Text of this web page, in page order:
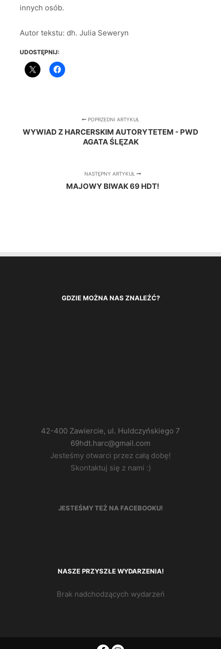
innych osób.
Autor tekstu: dh. Julia Seweryn
UDOSTĘPNIJ:
POPRZEDNI ARTYKUŁ
WYWIAD Z HARCERSKIM AUTORYTETEM - PWD
AGATA ŚLĘZAK
NASTĘPNY ARTYKUŁ
MAJOWY BIWAK 69 HDT!
GDZIE MOŻNA NAS ZNALEŹĆ?
42-400 Zawiercie, ul. Huldczyńskiego 7
69hdt.harc@gmail.com
Jesteśmy otwarci przez całą dobę!
Skontaktuj się z nami :)
JESTEŚMY TEŻ NA FACEBOOKU!
NASZE PRZYSZŁE WYDARZENIA!
Brak nadchodzących wydarzeń